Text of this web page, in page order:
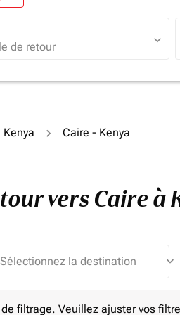
expand_more
Kenya Caire - Kenya
vers Caire à
keyboard_arrow_down
filtrage. Veuillez ajuster vos